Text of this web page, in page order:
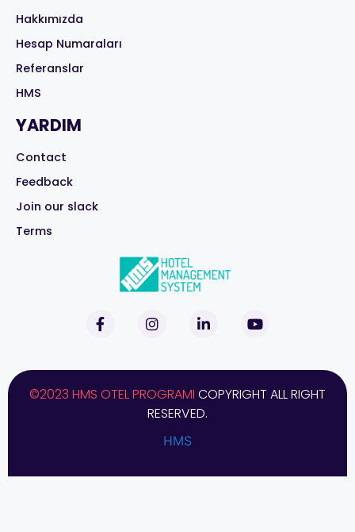
Hakkımızda
Hesap Numaraları
Referanslar
HMS
YARDIM
Contact
Feedback
Join our slack
Terms
©2023 HMS OTEL PROGRAMI COPYRIGHT ALL RIGHT
RESERVED.
HMS